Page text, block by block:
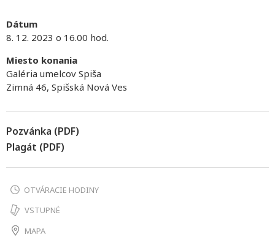
Dátum
8. 12. 2023 o 16.00 hod.
Miesto konania
Galéria umelcov Spiša
Zimná 46, Spišská Nová Ves
Pozvánka (PDF)
Plagát (PDF)
OTVÁRACIE HODINY
VSTUPNÉ
MAPA